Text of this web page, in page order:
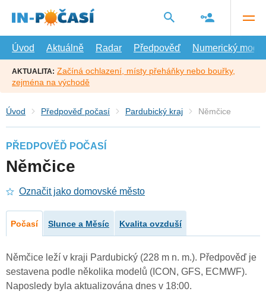
hlavní
Úvod
Aktuálně Radar Předpověď Numerický model
AKTUALITA: Začíná ochlazení, místy přeháňky nebo bouřky,
zejména na východě
Úvod Předpověď počasí Pardubický kraj Němčice
PŘEDPOVĚĎ POČASÍ
Němčice
Označit jako domovské město
Počasí Slunce a Měsíc Kvalita ovzduší
Němčice leží v kraji Pardubický (228 m n. m.). Předpověď je
sestavena podle několika modelů (ICON, GFS, ECMWF).
Naposledy byla aktualizována dnes v 18:00.